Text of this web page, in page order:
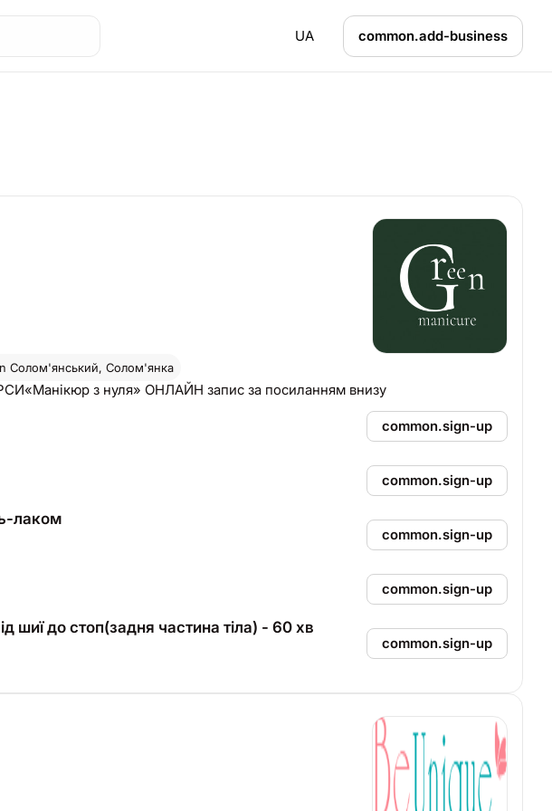
UA common.add-business
Солом'янський, Солом'янка
з нуля» ОНЛАЙН запис за посиланням внизу
common.sign-up
common.sign-up
лаком
common.sign-up
common.sign-up
шиї до стоп(задня частина тіла) - 60 хв
common.sign-up